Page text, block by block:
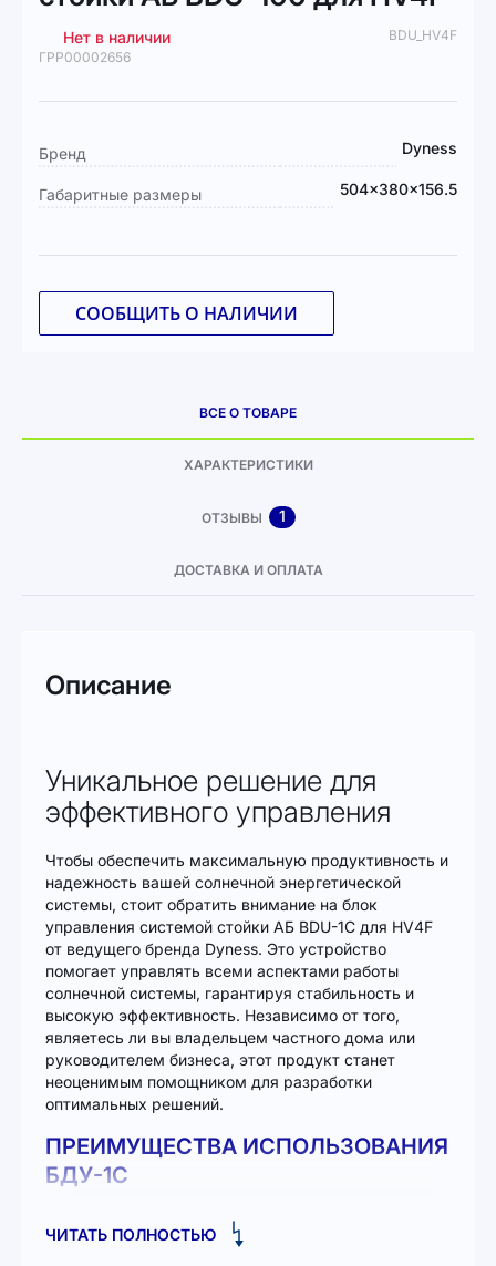
изображений
Нет в наличии
BDU_HV4F
ГРР00002656
Подробная
информация
Бренд Dyness
Габаритные размеры 504x380x156.5
СООБЩИТЬ О НАЛИЧИИ
ВСЕ О ТОВАРЕ
ХАРАКТЕРИСТИКИ
ОТЗЫВЫ 1
ДОСТАВКА И ОПЛАТА
Описание
Уникальное решение для
эффективного управления
Чтобы обеспечить максимальную продуктивность и
надежность вашей солнечной энергетической
системы, стоит обратить внимание на блок
управления системой стойки АБ BDU-1C для HV4F
от ведущего бренда Dyness. Это устройство
помогает управлять всеми аспектами работы
солнечной системы, гарантируя стабильность и
высокую эффективность. Независимо от того,
являетесь ли вы владельцем частного дома или
руководителем бизнеса, этот продукт станет
неоценимым помощником для разработки
оптимальных решений.
ПРЕИМУЩЕСТВА ИСПОЛЬЗОВАНИЯ
БДУ-1C
преимуществ, которые делают его выбор
ЧИТАТЬ ПОЛНОСТЬЮ